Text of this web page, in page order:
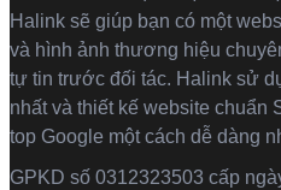
Halink sẽ giúp bạn có một
và hình ảnh thương hiệu
tự tin trước đối tác. Halink sử
nhất và thiết kế website chuẩn
top Google một cách dễ dàng
GPKD số 0312323503 cấp